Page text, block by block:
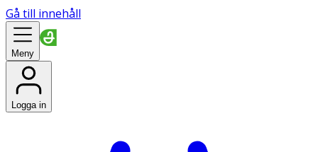
Gå till innehåll
Meny
Logga in